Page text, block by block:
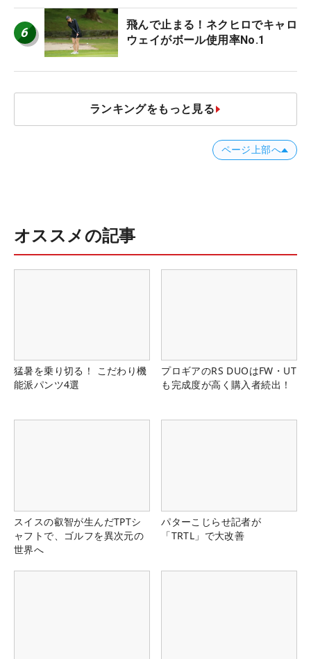
6
飛んで止まる！ネクヒロでキャロ
ウェイがボール使用率No.1
ランキングをもっと見る
ページ上部へ
オススメの記事
猛暑を乗り切る！ こだわり機
能派パンツ4選
プロギアのRS DUOはFW・UT
も完成度が高く購入者続出！
スイスの叡智が生んだTPTシ
ャフトで、ゴルフを異次元の
世界へ
パターこじらせ記者が
「TRTL」で大改善